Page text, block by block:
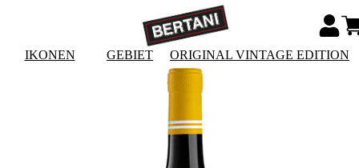
IKONEN GEBIET ORIGINAL VINTAGE EDITION